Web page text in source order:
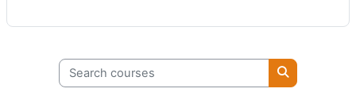
Search courses
Search